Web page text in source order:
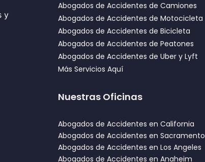
y
Abogados de Accidentes de Camiones
Abogados de Accidentes de Motocicleta
Abogados de Accidentes de Bicicleta
Abogados de Accidentes de Peatones
Abogados de Accidentes de Uber y Lyft
Más Servicios Aquí
Nuestras Oficinas
Abogados de Accidentes en California
Abogados de Accidentes en Sacramento
Abogados de Accidentes en Los Angeles
Abogados de Accidentes en Anaheim